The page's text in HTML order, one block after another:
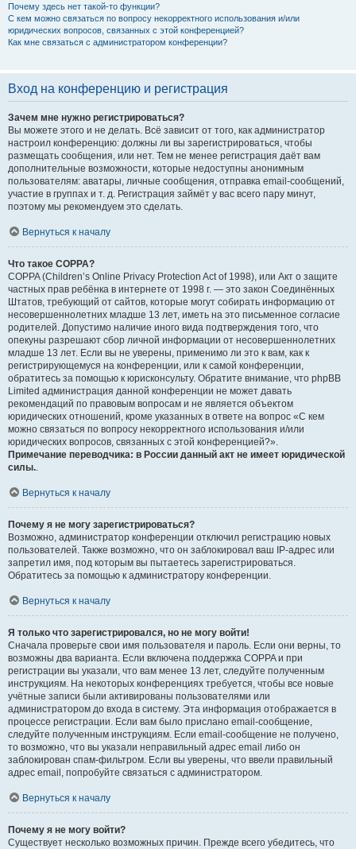
Почему здесь нет такой-то функции?
С кем можно связаться по вопросу некорректного использования и/или
юридических вопросов, связанных с этой конференцией?
Как мне связаться с администратором конференции?
Вход на конференцию и регистрация
Зачем мне нужно регистрироваться?
Вы можете этого и не делать. Всё зависит от того, как администратор
настроил конференцию: должны ли вы зарегистрироваться, чтобы
размещать сообщения, или нет. Тем не менее регистрация даёт вам
дополнительные возможности, которые недоступны анонимным
пользователям: аватары, личные сообщения, отправка email-сообщений,
участие в группах и т. д. Регистрация займёт у вас всего пару минут,
поэтому мы рекомендуем это сделать.
Вернуться к началу
Что такое COPPA?
COPPA (Children’s Online Privacy Protection Act of 1998), или Акт о защите
частных прав ребёнка в интернете от 1998 г. — это закон Соединённых
Штатов, требующий от сайтов, которые могут собирать информацию от
несовершеннолетних младше 13 лет, иметь на это письменное согласие
родителей. Допустимо наличие иного вида подтверждения того, что
опекуны разрешают сбор личной информации от несовершеннолетних
младше 13 лет. Если вы не уверены, применимо ли это к вам, как к
регистрирующемуся на конференции, или к самой конференции,
обратитесь за помощью к юрисконсульту. Обратите внимание, что phpBB
Limited администрация данной конференции не может давать
рекомендаций по правовым вопросам и не является объектом
юридических отношений, кроме указанных в ответе на вопрос «С кем
можно связаться по вопросу некорректного использования и/или
юридических вопросов, связанных с этой конференцией?».
Примечание переводчика: в России данный акт не имеет юридической
силы..
Вернуться к началу
Почему я не могу зарегистрироваться?
Возможно, администратор конференции отключил регистрацию новых
пользователей. Также возможно, что он заблокировал ваш IP-адрес или
запретил имя, под которым вы пытаетесь зарегистрироваться.
Обратитесь за помощью к администратору конференции.
Вернуться к началу
Я только что зарегистрировался, но не могу войти!
Сначала проверьте свои имя пользователя и пароль. Если они верны, то
возможны два варианта. Если включена поддержка COPPA и при
регистрации вы указали, что вам менее 13 лет, следуйте полученным
инструкциям. На некоторых конференциях требуется, чтобы все новые
учётные записи были активированы пользователями или
администратором до входа в систему. Эта информация отображается в
процессе регистрации. Если вам было прислано email-сообщение,
следуйте полученным инструкциям. Если email-сообщение не получено,
то возможно, что вы указали неправильный адрес email либо он
заблокирован спам-фильтром. Если вы уверены, что ввели правильный
адрес email, попробуйте связаться с администратором.
Вернуться к началу
Почему я не могу войти?
Существует несколько возможных причин. Прежде всего убедитесь, что